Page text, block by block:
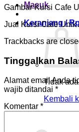
Masuk
Keranjang /
Tidak
Kembali
Gambar Kursi Cafe
Jual Kursi Cafe Unik
Trackbacks are
Tinggalkan
Alamat email Anda
wajib ditandai *
Komentar *